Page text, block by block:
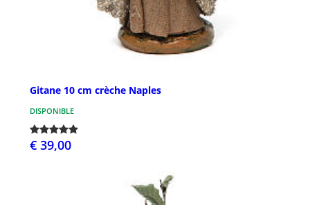
Gitane 10 cm crèche Naples
DISPONIBLE
€ 39,00